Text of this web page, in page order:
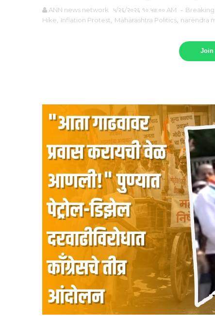
ANN news network ५/२६/२०२६ १०:५७:०० AM -
Hike
Inflation Protest Maharashtra Politics narendra
Join